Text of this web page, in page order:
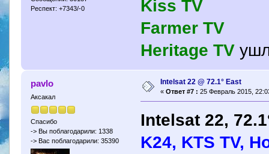
Респект: +7343/-0
Kiss TV
Farmer TV
Heritage TV
pavlo
Аксакал
Спасибо
-> Вы поблагодарили: 1338
-> Вас поблагодарили: 35390
Intelsat 22 @ 72.1° East
« Ответ #7 : 25 Февраль 2015,
Intelsat 22,
K24, KTS TV,